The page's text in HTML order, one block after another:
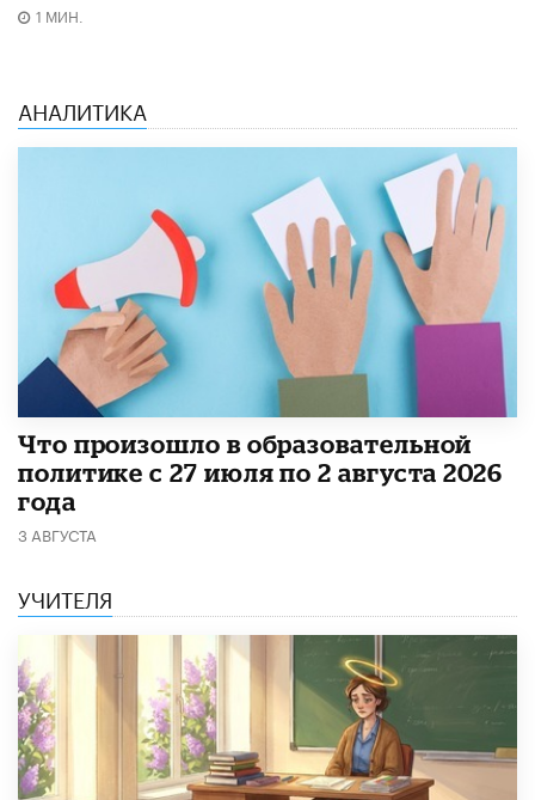
1 МИН.
АНАЛИТИКА
​Что произошло в образовательной
политике с 27 июля по 2 августа 2026
года
3 АВГУСТА
УЧИТЕЛЯ